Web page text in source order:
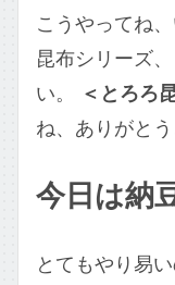
こうやってね
昆布シリーズ
い。
＜とろろ
ね、ありがとう
今日は納
とてもやり易